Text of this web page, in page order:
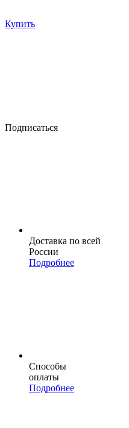
Купить
Подписаться
Доставка по всей
России
Подробнее
Способы
оплаты
Подробнее